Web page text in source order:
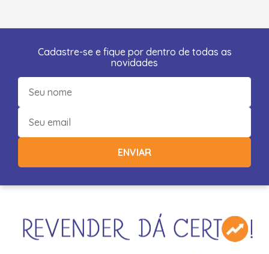
Cadastre-se e fique por dentro de todas as
novidades
ENVIAR